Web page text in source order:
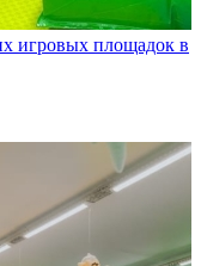
игровых площадок в